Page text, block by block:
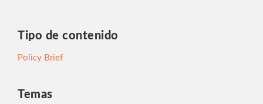
Tipo de contenido
Policy Brief
Temas